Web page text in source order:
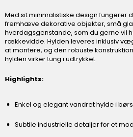
Med sit minimalistiske design fungerer
fremhæve dekorative objekter, små
hverdagsgenstande, som du gerne vil
rækkevidde. Hylden leveres inklusiv
at montere, og den robuste
hylden virker tung i udtrykket.
Highlights:
Enkel og elegant vandret hylde i
Subtile industrielle detaljer for et